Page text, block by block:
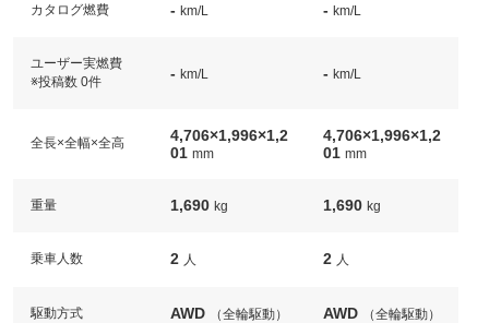
カタログ燃費 - km/L - km/L
ユーザー実燃費
※投稿数 0件
- km/L - km/L
全長×全幅×全高
4,706×1,996×1,2
01 mm
4,706×1,996×1,2
01 mm
重量 1,690 kg 1,690 kg
乗車人数 2 人 2 人
駆動方式 AWD （全輪駆動） AWD （全輪駆動）